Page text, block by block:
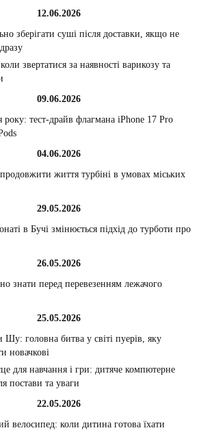
12.06.2026
зберігати суші після доставки, якщо не
звертатися за наявності варикозу та
09.06.2026
тест-драйв флагмана iPhone 17 Pro
04.06.2026
життя турбіні в умовах міських
29.05.2026
в Бучі змінюється підхід до турботи про
26.05.2026
знати перед перевезенням лежачого
25.05.2026
головна битва у світі пуерів, яку
новачкові
для навчання і гри: дитяче компютерне
постави та уваги
22.05.2026
велосипед: коли дитина готова їхати